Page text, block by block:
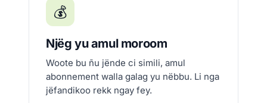
💰
Njëg yu amul moroom
Woote bu ñu jënde ci simili, amul
abonnement walla galag yu nëbbu. Li nga
jëfandikoo rekk ngay fey.